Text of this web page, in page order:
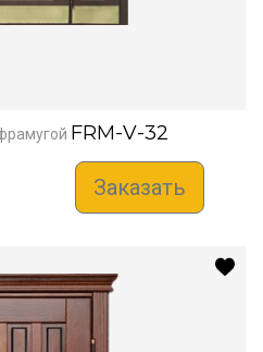
FRM-V-32
Заказать